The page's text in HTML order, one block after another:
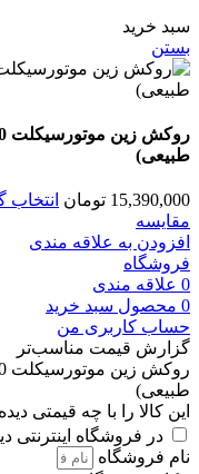
سبد خرید
بستن
طبیعی)
15,390,000 تومان انتخاب
مقایسه
افزودن به علاقه مندی
فروشگاه
0 علاقه مندی
0 محصول سبد خرید
حساب کاربری من
گزارش قیمت مناسب‌تر
طبیعی)
این کالا را با چه قیمتی
در فروشگاه اینترنتی
نام فروشگاه